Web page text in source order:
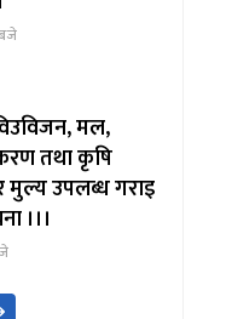
मल,
तथा कृषि
मुल्य उपलब्ध गराइ
।।।